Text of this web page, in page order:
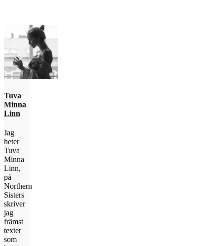
Tuva
Minna
Linn
Jag
heter
Tuva
Minna
Linn,
på
Northern
Sisters
skriver
jag
främst
texter
som